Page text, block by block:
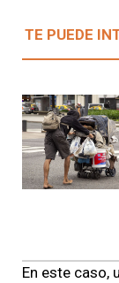
TE PUEDE
En este caso,